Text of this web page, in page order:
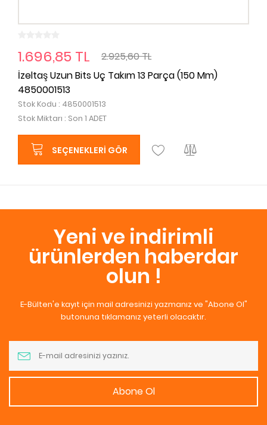
1.696,85 TL
2.925,60 TL
İzeltaş Uzun Bits Uç Takım 13 Parça (150 Mm)
4850001513
Stok Kodu : 4850001513
Stok Miktarı : Son 1 ADET
SEÇENEKLERI GÖR
Yeni ve indirimli
ürünlerden haberdar
olun !
E-Bülten'e kayıt için mail adresinizi yazmanız ve "Abone Ol"
butonuna tıklamanız yeterli olacaktır.
Abone Ol